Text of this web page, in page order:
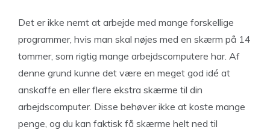
Det er ikke nemt at arbejde med mange forskellige
programmer, hvis man skal nøjes med en skærm på 14
tommer, som rigtig mange arbejdscomputere har. Af
denne grund kunne det være en meget god idé at
anskaffe en eller flere ekstra skærme til din
arbejdscomputer. Disse behøver ikke at koste mange
penge, og du kan faktisk få skærme helt ned til